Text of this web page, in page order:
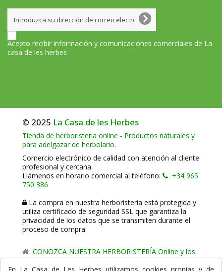
Acepto recibir información y comunicaciones comerciales de La
casa de les herbes
© 2025 La Casa de les Herbes
Tienda de herboristeria online - Productos naturales y
para adelgazar de herbolario.
Comercio electrónico de calidad con atención al cliente
profesional y cercana.
Llámenos en horario comercial al teléfono:
+34 965
750 386
La compra en nuestra herboristería está protegida y
utiliza certificado de seguridad SSL que garantiza la
privacidad de los datos que se transmiten durante el
proceso de compra.
CONOZCA NUESTRA HERBORISTERÍA Online y los
comercio de proximidad de La Casa de les Herbes.